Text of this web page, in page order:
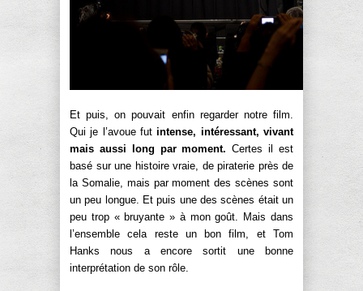
Et puis, on pouvait enfin regarder notre film.
Qui je l’avoue futintense, intéressant, vivant
mais aussi long par moment. Certes il est
basé sur une histoire vraie, de piraterie près de
la Somalie, mais par moment des scènes sont
un peu longue. Et puis une des scènes était un
peu trop « bruyante » à mon goût. Mais dans
l’ensemble cela reste un bon film, et Tom
Hanks nous a encore sortit une bonne
interprétation de son rôle.